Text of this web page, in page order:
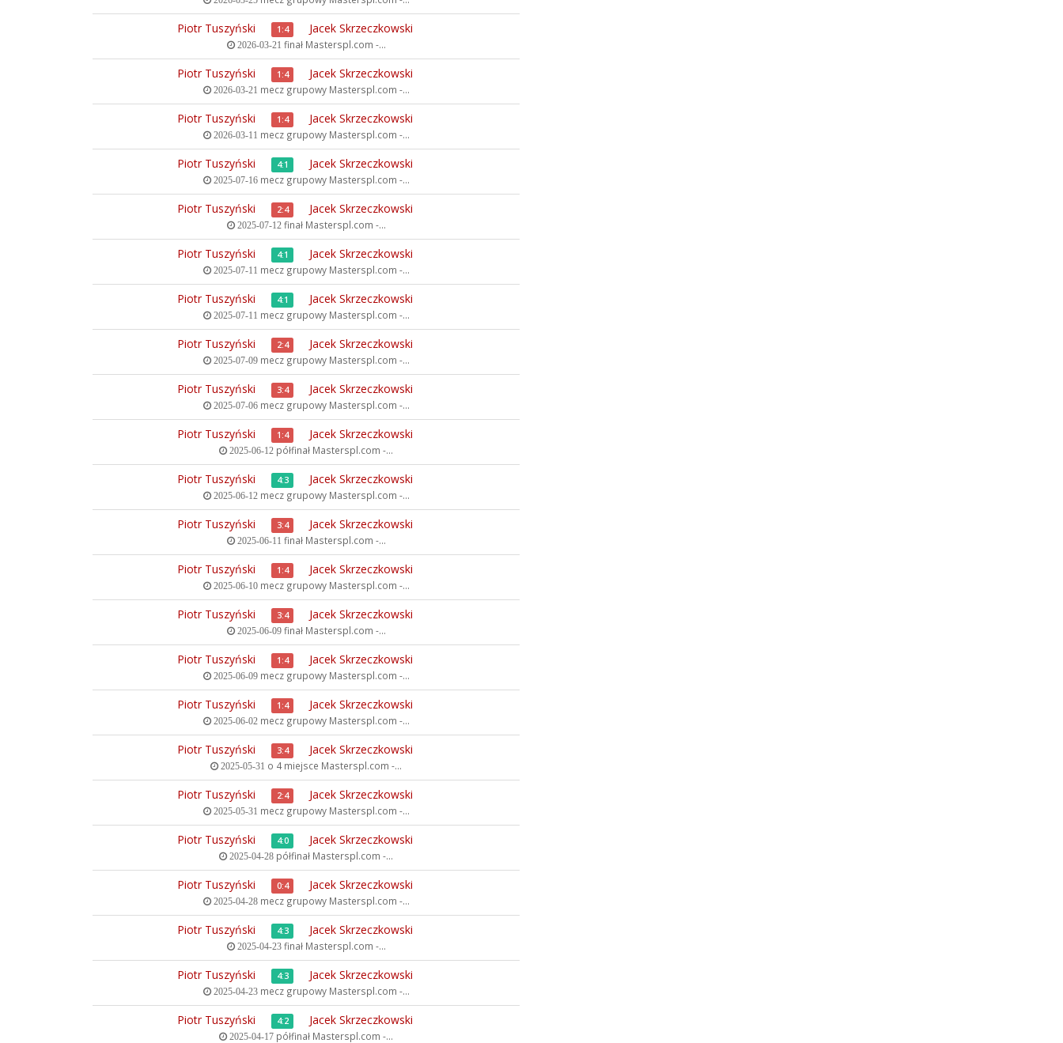
Piotr Tuszyński 1:4 Jacek Skrzeczkowski
2026-03-21 finał Masterspl.com -...
Piotr Tuszyński 1:4 Jacek Skrzeczkowski
2026-03-21 mecz grupowy Masterspl.com -...
Piotr Tuszyński 1:4 Jacek Skrzeczkowski
2026-03-11 mecz grupowy Masterspl.com -...
Piotr Tuszyński 4:1 Jacek Skrzeczkowski
2025-07-16mecz grupowy Masterspl.com -...
Piotr Tuszyński 2:4 Jacek Skrzeczkowski
2025-07-12finał Masterspl.com -...
Piotr Tuszyński 4:1 Jacek Skrzeczkowski
2025-07-11 mecz grupowy Masterspl.com -...
Piotr Tuszyński 4:1 Jacek Skrzeczkowski
2025-07-11 mecz grupowy Masterspl.com -...
Piotr Tuszyński 2:4 Jacek Skrzeczkowski
2025-07-09mecz grupowy Masterspl.com -...
Piotr Tuszyński 3:4 Jacek Skrzeczkowski
2025-07-06mecz grupowy Masterspl.com -...
Piotr Tuszyński 1:4 Jacek Skrzeczkowski
2025-06-12 półfinał Masterspl.com -...
Piotr Tuszyński 4:3 Jacek Skrzeczkowski
2025-06-12mecz grupowy Masterspl.com -...
Piotr Tuszyński 3:4 Jacek Skrzeczkowski
2025-06-11 finał Masterspl.com -...
Piotr Tuszyński 1:4 Jacek Skrzeczkowski
2025-06-10mecz grupowy Masterspl.com -...
Piotr Tuszyński 3:4 Jacek Skrzeczkowski
2025-06-09finał Masterspl.com -...
Piotr Tuszyński 1:4 Jacek Skrzeczkowski
2025-06-09mecz grupowy Masterspl.com -...
Piotr Tuszyński 1:4 Jacek Skrzeczkowski
2025-06-02mecz grupowy Masterspl.com -...
Piotr Tuszyński 3:4 Jacek Skrzeczkowski
2025-05-31 o 4 miejsce Masterspl.com -...
Piotr Tuszyński 2:4 Jacek Skrzeczkowski
2025-05-31 mecz grupowy Masterspl.com -...
Piotr Tuszyński 4:0 Jacek Skrzeczkowski
2025-04-28 półfinał Masterspl.com -...
Piotr Tuszyński 0:4 Jacek Skrzeczkowski
2025-04-28mecz grupowy Masterspl.com -...
Piotr Tuszyński 4:3 Jacek Skrzeczkowski
2025-04-23finał Masterspl.com -...
Piotr Tuszyński 4:3 Jacek Skrzeczkowski
2025-04-23mecz grupowy Masterspl.com -...
Piotr Tuszyński 4:2 Jacek Skrzeczkowski
2025-04-17 półfinał Masterspl.com -...